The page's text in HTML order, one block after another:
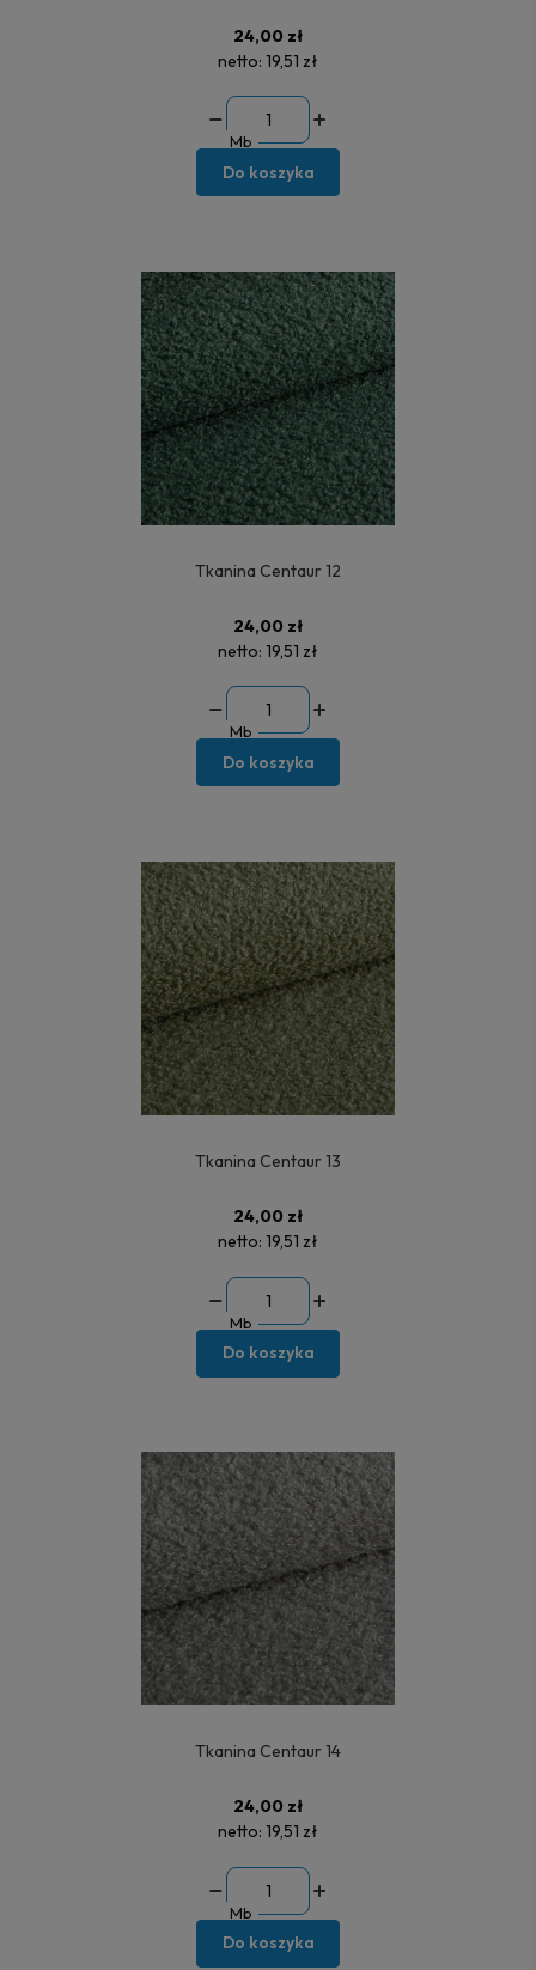
24,00 zł
netto: 19,51 zł
Mb
Do koszyka
Tkanina Centaur 12
24,00 zł
netto: 19,51 zł
Mb
Do koszyka
Tkanina Centaur 13
24,00 zł
netto: 19,51 zł
Mb
Do koszyka
Tkanina Centaur 14
24,00 zł
netto: 19,51 zł
Mb
Do koszyka